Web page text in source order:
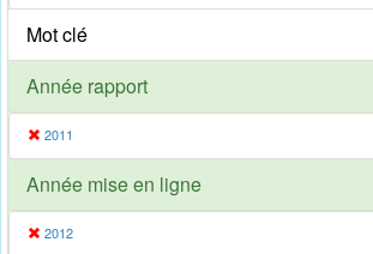
Mot clé
Année rapport
2011
Année mise en ligne
2012